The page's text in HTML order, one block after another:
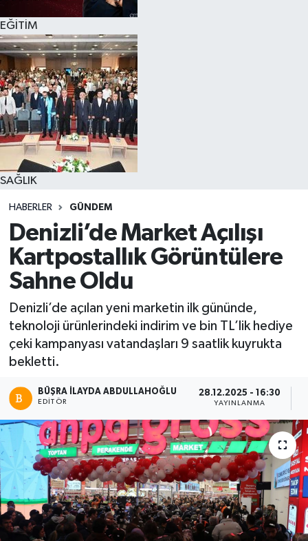
EĞİTİM
SAĞLIK
HABERLER GÜNDEM
Denizli’de Market Açılışı
Kartpostallık Görüntülere
Sahne Oldu
Denizli’de açılan yeni marketin ilk gününde,
teknoloji ürünlerindeki indirim ve bin TL’lik hediye
çeki kampanyası vatandaşları 9 saatlik kuyrukta
bekletti.
BÜŞRA İLAYDA ABDULLAHOĞLU
EDITÖR
28.12.2025 - 16:30
YAYINLANMA